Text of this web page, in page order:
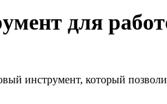
для
инструмент, который